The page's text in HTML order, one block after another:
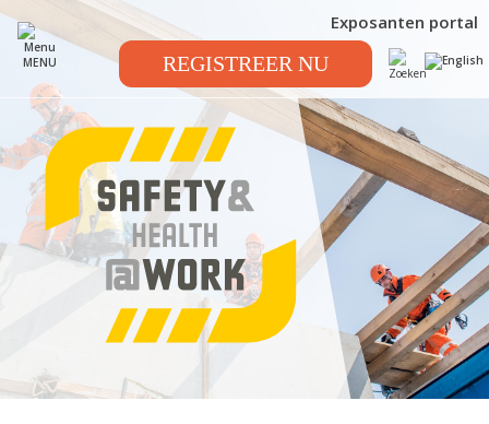
MENU
Exposanten portal
REGISTREER NU